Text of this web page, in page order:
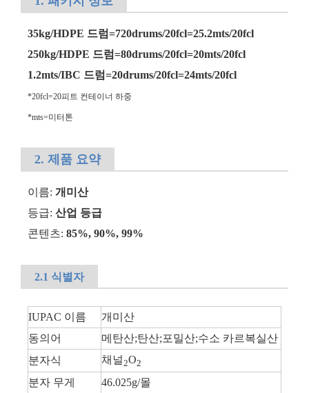
35kg/HDPE 드럼=720drums/20fcl=25.2mts/20fcl
250kg/HDPE 드럼=80drums/20fcl=20mts/20fcl
1.2mts/IBC 드럼=20drums/20fcl=24mts/20fcl
*20fcl=20피트 컨테이너 하중
*mts=미터톤
2. 제품 요약
이름: 개미산
등급: 산업 등급
콘텐츠: 85%, 90%, 99%
2.1 식별자
IUPAC 이름
개미산
동의어
메탄산;탄산;포밀산;수소 카르복실산
분자식
채널2O2
분자 무게 46.025g/몰